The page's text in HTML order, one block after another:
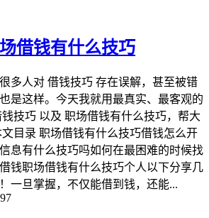
借钱有什么技巧
多人对 借钱技巧 存在误解，甚至被错
是这样。今天我就用最真实、最客观的
技巧 以及 职场借钱有什么技巧，帮大
目录 职场借钱有什么技巧借钱怎么开
息有什么技巧吗如何在最困难的时候找
钱职场借钱有什么技巧个人以下分享几
一旦掌握，不仅能借到钱，还能...